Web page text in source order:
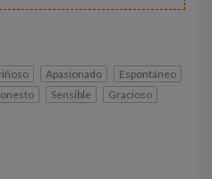
Apasionado
Espontáneo
Sensible Gracioso